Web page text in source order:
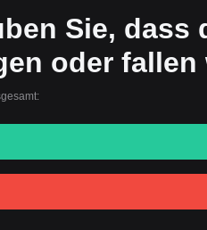
Sie, dass
oder fallen